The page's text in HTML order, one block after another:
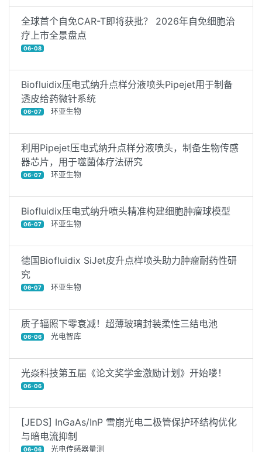
全球首个自免CAR-T即将获批？ 2026年自免细胞治
疗上市全景盘点
06-08
Biofluidix压电式纳升点样分液喷头Pipejet用于制备
透皮给药微针系统
06-07 环亚生物
利用Pipejet压电式纳升点样分液喷头，制备生物传感
器芯片，用于噬菌体疗法研究
06-07 环亚生物
Biofluidix压电式纳升喷头精准构建细胞肿瘤球模型
06-07 环亚生物
德国Biofluidix SiJet皮升点样喷头助力肿瘤耐药性研
究
06-07 环亚生物
质子辐照下零衰减！超薄玻璃封装柔性三结电池
06-06 光电智库
光焱科技第五届《论文奖学金激励计划》开始喽！
06-06
[JEDS] InGaAs/InP 雪崩光电二极管保护环结构优化
与暗电流抑制
06-06 光电传感器量测